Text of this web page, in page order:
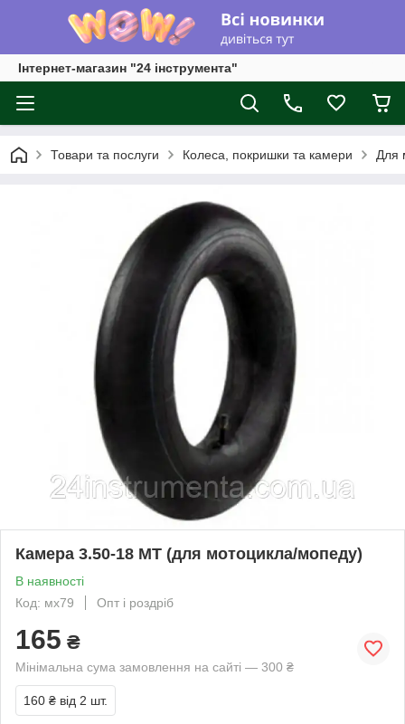
Інтернет-магазин "24 інструмента"
Товари та послуги Колеса, покришки та камери Для
Камера 3.50-18 МТ (для мотоцикла/мопеду)
В наявності
Код: мх79
Опт і роздріб
165 ₴
Мінімальна сума замовлення на сайті — 300 ₴
160 ₴ від 2 шт.